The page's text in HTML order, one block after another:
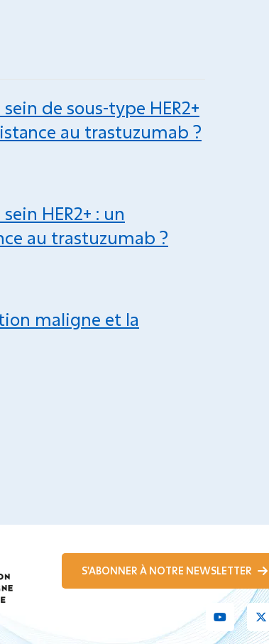
de sous-type HER2+
au trastuzumab ?
HER2+ : un
au trastuzumab ?
maligne et la
S'ABONNER À NOTRE NEWSLETTER
Youtube